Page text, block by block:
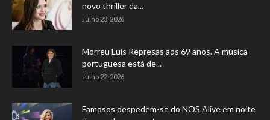
novo thriller da...
Julho 23, 2026
Morreu Luís Represas aos 69 anos. A música
portuguesa está de...
Julho 22, 2026
Famosos despedem-se do NOS Alive em noite